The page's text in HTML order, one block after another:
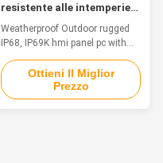
resistente alle intemperie,
pc del pannello di hmi di
IP69K con il CPU potente
Weatherproof Outdoor rugged
IP68, IP69K hmi panel pc with
powerful cpuFeatureThe
waterproof computers are a
great solution for food and
beverage processing, agriculture
Ottieni Il Miglior
Prezzo